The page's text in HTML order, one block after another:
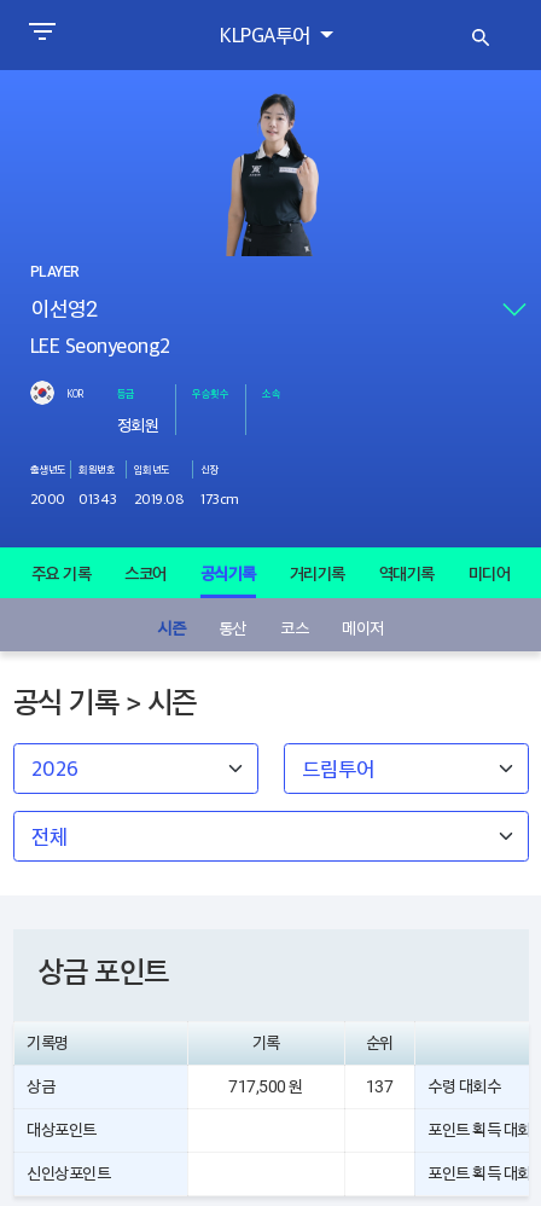
KLPGA투어
PLAYER
LEE Seonyeong2
KOR 등급
정회원
우승횟수 소속
출생년도
2000
회원번호
01343
입회년도
2019.08
신장
173cm
주요 기록 스코어 공식기록 거리기록 역대기록 미디어
시즌 통산 코스 메이저
공식 기록 > 시즌
상금 포인트
기록명 기록 순위
상금 717,500 원 137 수령 대회수
대상포인트 포인트 획득 대회
신인상포인트 포인트 획득 대회